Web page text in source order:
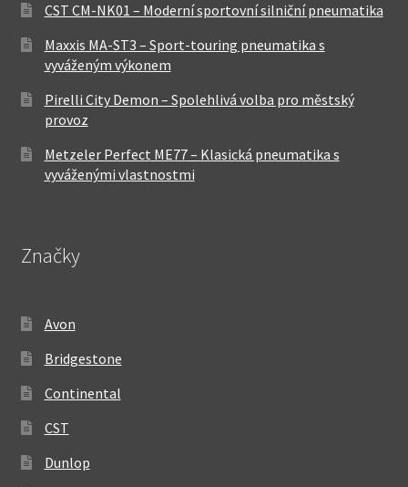
CST CM-NK01 – Moderní sportovní silniční pneumatika
Maxxis MA-ST3 – Sport-touring pneumatika s
vyváženým výkonem
Pirelli City Demon – Spolehlivá volba pro městský
provoz
Metzeler Perfect ME77 – Klasická pneumatika s
vyváženými vlastnostmi
Značky
Avon
Bridgestone
Continental
CST
Dunlop